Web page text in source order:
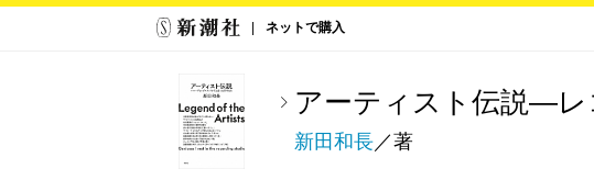
ネットで購入
アーティスト伝説―
新田和長／著